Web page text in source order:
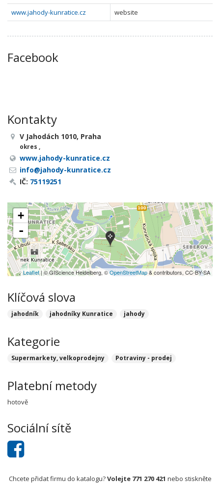
www.jahody-kunratice.cz website
Facebook
Kontakty
V Jahodách 1010, Praha
okres ,
www.jahody-kunratice.cz
info@jahody-kunratice.cz
IČ: 75119251
+
-
Leaflet| © GIScience Heidelberg, ©OpenStreetMap& contributors, CC-BY-SA
Klíčová slova
jahodník jahodníky Kunratice jahody
Kategorie
Supermarkety, velkoprodejny Potraviny - prodej
Platební metody
hotově
Sociální sítě
Chcete přidat firmu do katalogu?Volejte 771 270 421 nebo stiskněte